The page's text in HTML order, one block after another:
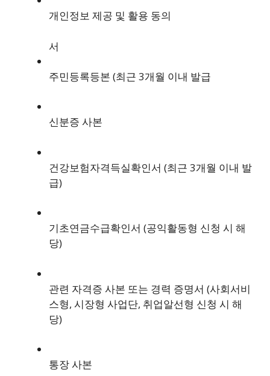
개인정보 제공 및 활용 동의
서
주민등록등본 (최근 3개월 이내 발급
신분증 사본
건강보험자격득실확인서 (최근 3개월 이내 발
급)
기초연금수급확인서 (공익활동형 신청 시 해
당)
관련 자격증 사본 또는 경력 증명서 (사회서비
스형, 시장형 사업단, 취업알선형 신청 시 해
당)
통장 사본